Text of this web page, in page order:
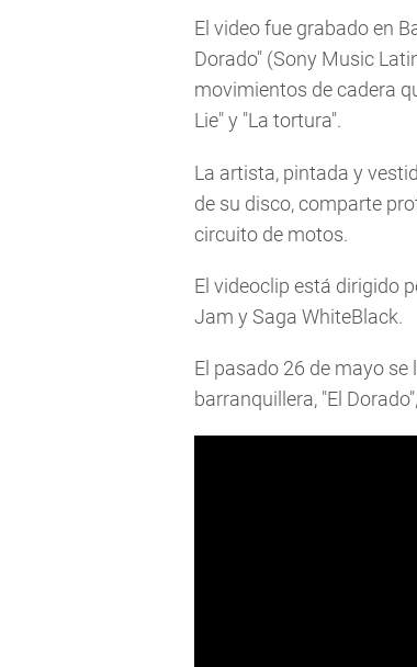
El video fue grabado en
Dorado" (Sony Music
movimientos de cadera
Lie" y "La tortura".
La artista, pintada y
de su disco, comparte
circuito de motos.
El videoclip está dirigido
Jam y Saga WhiteBlack.
El pasado 26 de mayo
barranquillera, "El